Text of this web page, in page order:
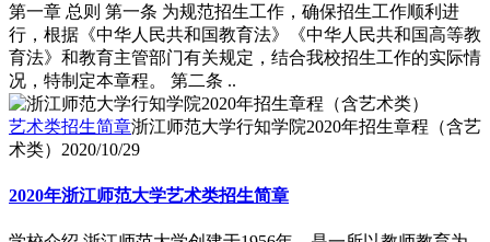
第一章 总则 第一条 为规范招生工作，确保招生工作顺利进
行，根据《中华人民共和国教育法》《中华人民共和国高等教
育法》和教育主管部门有关规定，结合我校招生工作的实际情
况，特制定本章程。 第二条 ..
艺术类招生简章浙江师范大学行知学院2020年招生章程（含艺
术类） 2020/10/29
2020年浙江师范大学艺术类招生简章